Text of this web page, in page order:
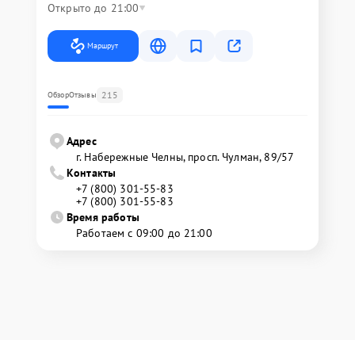
Открыто до 21:00
Маршрут
ОбзорОтзывы 215
Адрес
г. Набережные Челны, просп. Чулман, 89/57
Контакты
+7 (800) 301-55-83
+7 (800) 301-55-83
Время работы
Работаем с 09:00 до 21:00